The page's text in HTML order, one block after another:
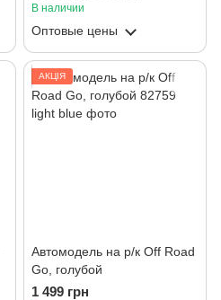
В наличии
Оптовые цены
АКЦІЯ
Автомодель на р/к Off Road
Go, голубой
1 499 грн